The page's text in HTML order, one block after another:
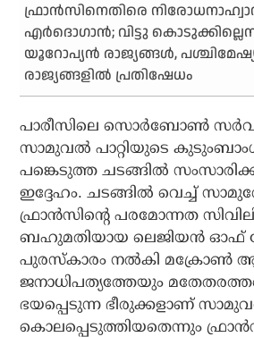
ഫ്രാന്‍സിനെതിരെ
എര്‍ദൊഗാന്‍; വിട്ടു
യൂറോപ്യന്‍ രാജ്യങ്ങള്‍,
രാജ്യങ്ങളില്‍ പ്രതിഷേധം
പാരീസിലെ സൊര്‍ബോണ്‍
സാമുവല്‍ പാറ്റിയുടെ
പങ്കെടുത്ത ചടങ്ങില്‍
ഇദ്ദേഹം. ചടങ്ങില്‍ വെച്ച്
ഫ്രാന്‍സിന്റെ പരമോന്നത
ബഹുമതിയായ ലെജിയന്‍
പുരസ്‌കാരം നല്‍കി മക്രോണ്‍
ജനാധിപത്യത്തേയും
ഭയപ്പെടുന്ന ഭീരുക്കളാണ്
കൊലപ്പെടുത്തിയതെന്നും